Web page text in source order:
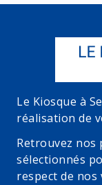
Le Kiosque à
réalisation de
Retrouvez
sélectionnés
respect de nos